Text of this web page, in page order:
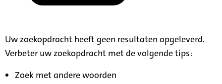
Uw zoekopdracht heeft geen resultaten opgeleverd.
Verbeter uw zoekopdracht met de volgende tips:
Zoek met andere woorden